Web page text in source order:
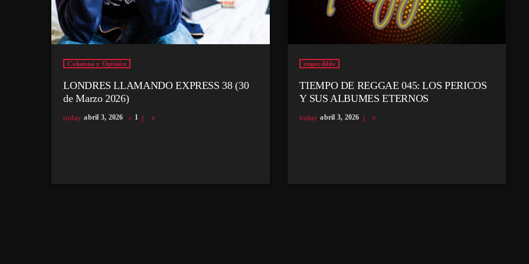
Columna y Opinión
LONDRES LLAMANDO EXPRESS 38 (30
de Marzo 2026)
today abril 3, 2026 1
imperdible
TIEMPO DE REGGAE 045: LOS PERICOS
Y SUS ALBUMES ETERNOS
today abril 3, 2026